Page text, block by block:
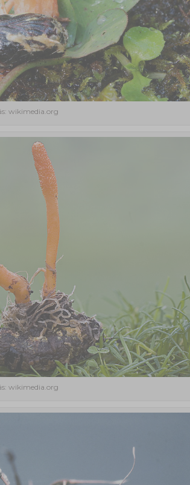
wikimedia.org
wikimedia.org